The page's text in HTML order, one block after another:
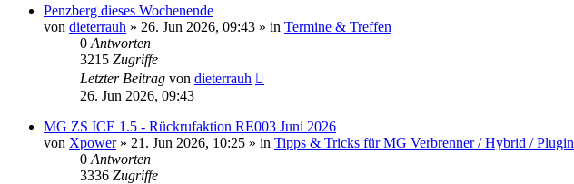
Penzberg dieses Wochenende
von dieterrauh » 26. Jun 2026, 09:43 » in Termine & Treffen
0 Antworten
3215 Zugriffe
Letzter Beitrag von dieterrauh
26. Jun 2026, 09:43
MG ZS ICE 1.5 - Rückrufaktion RE003 Juni 2026
von Xpower» 21. Jun 2026, 10:25 » in Tipps & Tricks für MG Verbrenner / Hybrid / Plugin
0 Antworten
3336 Zugriffe